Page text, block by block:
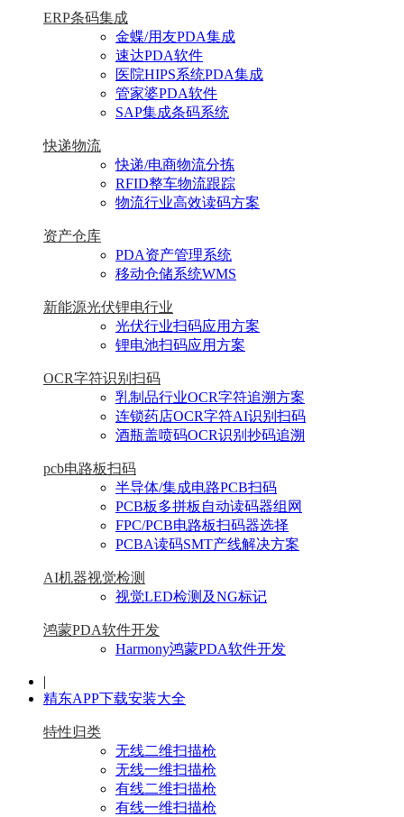
ERP条码集成
金蝶/用友PDA集成
速达PDA软件
医院HIPS系统PDA集成
管家婆PDA软件
SAP集成条码系统
快递物流
快递/电商物流分拣
RFID整车物流跟踪
物流行业高效读码方案
资产仓库
PDA资产管理系统
移动仓储系统WMS
新能源光伏锂电行业
光伏行业扫码应用方案
锂电池扫码应用方案
OCR字符识别扫码
乳制品行业OCR字符追溯方案
连锁药店OCR字符AI识别扫码
酒瓶盖喷码OCR识别抄码追溯
pcb电路板扫码
半导体/集成电路PCB扫码
PCB板多拼板自动读码器组网
FPC/PCB电路板扫码器选择
PCBA读码SMT产线解决方案
AI机器视觉检测
视觉LED检测及NG标记
鸿蒙PDA软件开发
Harmony鸿蒙PDA软件开发
|
精东APP下载安装大全
特性归类
无线二维扫描枪
无线一维扫描枪
有线二维扫描枪
有线一维扫描枪